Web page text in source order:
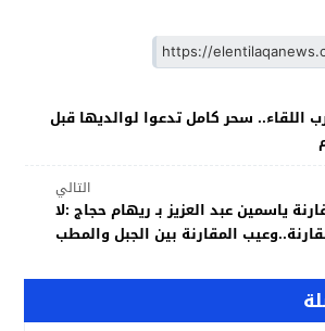
اللقاء.. سحر كامل تدعوا لوالديها قبل
التالي
ياسمين عبد العزيز بـ ريهام حجاج :لا
المقارنة بين الجبل والمطب